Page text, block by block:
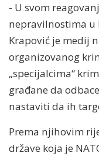
- U svom
nepravilnostima
Krapović je medij
organizovanog
„specijalcima“
građane da
nastaviti da ih
Prema njihovim
države koja je